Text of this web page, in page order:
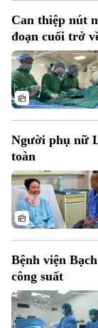
Chuyên mục
Thời sự
Hà Nội
Xã hội
An ninh trật tự
Hà Nội
Nhịp sống Hà Nội
Người Hà Nội
Khoảnh khắc Hà
Tin tức
Quân sự
Kinh tế
Tin tức
Can thiệp nút
đoạn cuối trở
Người phụ nữ
toàn
Bệnh viện
công suất